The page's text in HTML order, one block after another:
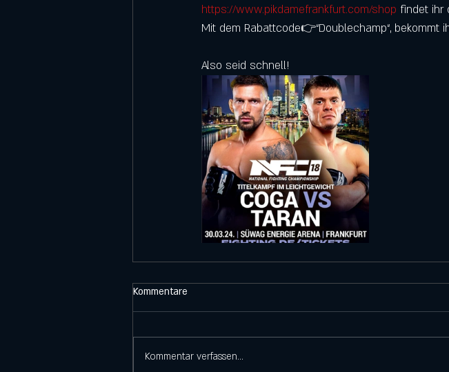
https://www.pikdamefrankfurt.com/shop findet ihr
Mit dem Rabattcode👉“Doublechamp“, bekommt
Also seid schnell!
Kommentare
Kommentar verfassen...